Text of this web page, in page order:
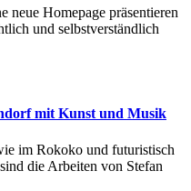
neue Homepage präsentieren
und selbstverständlich
mit Kunst und Musik
im Rokoko und futuristisch
die Arbeiten von Stefan